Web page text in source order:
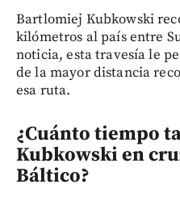
Bartlomiej Kubkowski
kilómetros al país entre
noticia, esta travesía le
de la mayor distancia
esa ruta.
¿Cuánto tiempo
Kubkowski en
Báltico?